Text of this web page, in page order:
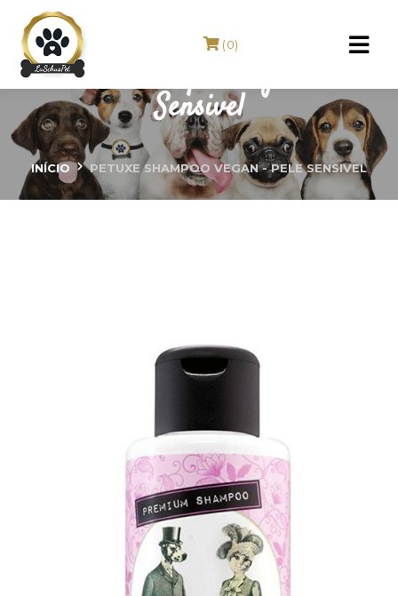
(0)
PETUXE Shampoo Vegan - Pele
Sensivel
INÍCIO PETUXE SHAMPOO VEGAN - PELE SENSIVEL